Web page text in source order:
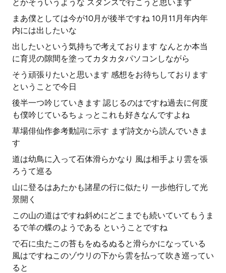
とかそういうような スタンスで行こうと思います
まあ僕としては今が10月が後半ですね 10月11月年内年
内には出したいな
出したいという気持ちで考えております なんとか本当
に育児の隙間を塗ってカタカタパソコンしながら
そう頑張りたいと思います 感想をお待ちしております
ということで今日
後半一つ吟じていきます 認じるのはですね過去に何度
も僕吟じているちょっとこれも好きなんですよね
草場俳仙作参考動詞に示す まず詩文から読んでいきま
す
道は幼鳥に入って石体滑らかなり 風は相手より雲を張
ろうて巡る
山に登るはあたかも諸星の行に似たり 一歩他行して光
景開く
この山の道はですね斜めにどこまでも続いていてもうま
るで羊の蝶のようである ということですね
で石に虫たこの苔もをぬるぬると滑らかになっている
風はですねこのゾウリの下から雲を払って吹き巡ってい
ると